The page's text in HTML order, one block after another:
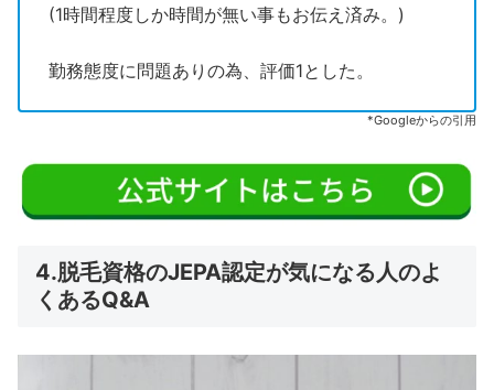
(1時間程度しか時間が無い事もお伝え済み。)
勤務態度に問題ありの為、評価1とした。
*Googleからの引用
4.脱毛資格のJEPA認定が気になる人のよ
くあるQ&A